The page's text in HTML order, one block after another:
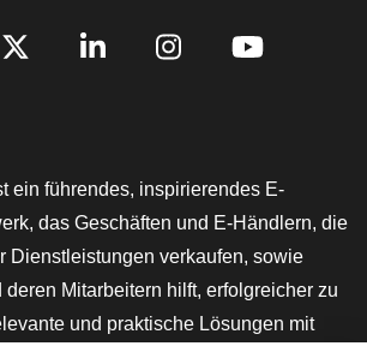
ein führendes, inspirierendes E-
das Geschäften und E-Händlern, die
Dienstleistungen verkaufen, sowie
deren Mitarbeitern hilft, erfolgreicher zu
und praktische Lösungen mit